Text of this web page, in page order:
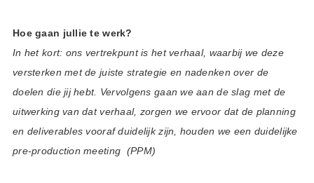
Hoe gaan jullie te werk?
In het kort: ons vertrekpunt is het verhaal, waarbij we deze
versterken met de juiste strategie en nadenken over de
doelen die jij hebt. Vervolgens gaan we aan de slag met de
uitwerking van dat verhaal, zorgen we ervoor dat de planning
en deliverables vooraf duidelijk zijn, houden we een duidelijke
pre-production meeting (PPM)